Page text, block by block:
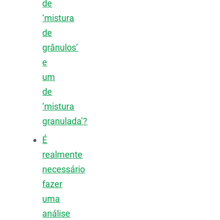
de
‘mistura
de
grânulos’
e
um
de
‘mistura
granulada’?
É
realmente
necessário
fazer
uma
análise